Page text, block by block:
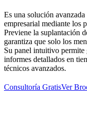
Es una solución
empresarial mediante
Previene la suplantación
garantiza que solo los
Su panel intuitivo permite
informes detallados en
técnicos avanzados.
Consultoría GratisVer